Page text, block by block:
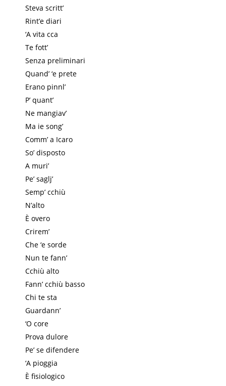
Steva scritt’
Rint’e diari
‘A vita cca
Te fott’
Senza preliminari
Quand’ ‘e prete
Erano pinnl’
P’ quant’
Ne mangiav’
Ma ie song’
Comm’ a Icaro
So’ disposto
A muri’
Pe’ saglj’
Semp’ cchiù
N’alto
È overo
Crirem’
Che ‘e sorde
Nun te fann’
Cchiù alto
Fann’ cchiù basso
Chi te sta
Guardann’
‘O core
Prova dulore
Pe’ se difendere
‘A pioggia
È fisiologico